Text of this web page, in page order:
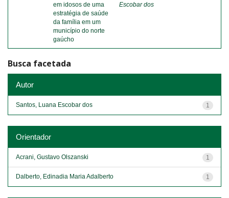
em idosos de uma
estratégia de saúde
da família em um
município do norte
gaúcho
Escobar dos
Busca facetada
Autor
1
Santos, Luana Escobar dos
Orientador
1
Acrani, Gustavo Olszanski
1
Dalberto, Edinadia Maria Adalberto